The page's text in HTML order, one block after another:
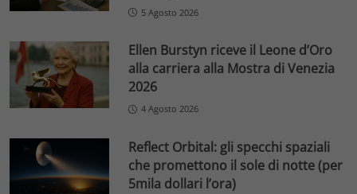
5 Agosto 2026
Ellen Burstyn riceve il Leone d’Oro
alla carriera alla Mostra di Venezia
2026
4 Agosto 2026
Reflect Orbital: gli specchi spaziali
che promettono il sole di notte (per
5mila dollari l’ora)